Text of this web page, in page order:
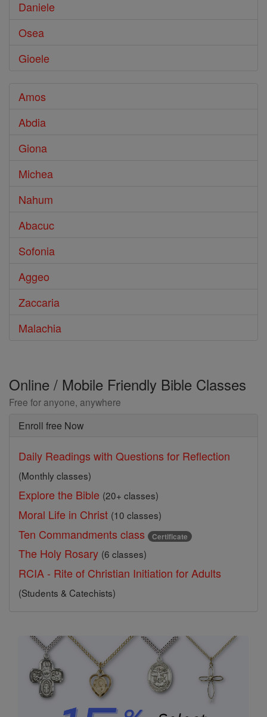
Daniele
Osea
Gioele
Amos
Abdia
Giona
Michea
Nahum
Abacuc
Sofonia
Aggeo
Zaccaria
Malachia
Online / Mobile Friendly Bible Classes
Free for anyone, anywhere
Enroll free Now
Daily Readings with Questions for Reflection
(Monthly classes)
Explore the Bible (20+ classes)
Moral Life in Christ (10 classes)
Ten Commandments class Certificate
The Holy Rosary (6 classes)
RCIA - Rite of Christian Initiation for Adults
(Students & Catechists)